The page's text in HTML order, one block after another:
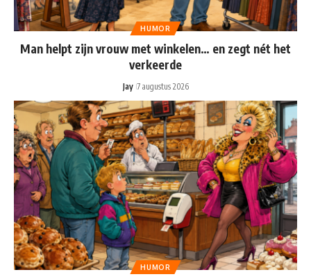
HUMOR
Man helpt zijn vrouw met winkelen… en zegt nét het
verkeerde
Jay 7 augustus 2026
HUMOR